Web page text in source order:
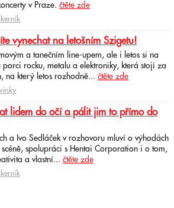
v Praze. čtěte zde
vynechat na letošním Szigetu!
a tanečním line-upem, ale i letos si na
rocku, metalu a elektroniky, která stojí za
na který letos rozhodně... čtěte zde
lidem do očí a pálit jim to přímo do
a Ivo Sedláček v rozhovoru mluví o výhodách
scéně, spolupráci s Hentai Corporation i o tom,
a vlastní... čtěte zde